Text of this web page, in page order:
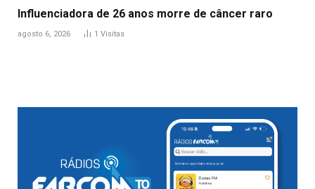
Influenciadora de 26 anos morre de câncer raro
agosto 6, 2026 1 Visitas